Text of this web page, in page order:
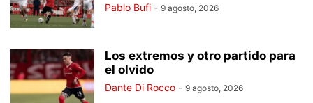
Pablo Bufi - 9 agosto, 2026
Los extremos y otro partido para
el olvido
Dante Di Rocco - 9 agosto, 2026